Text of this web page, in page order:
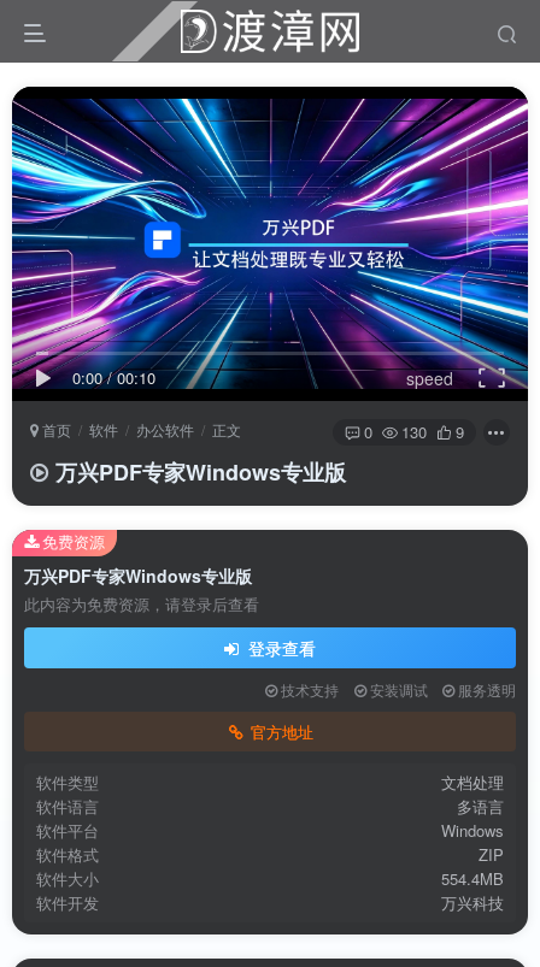
0:00/00:10 speed
首页 软件 办公软件 正文 0 130 9
万兴PDF专家Windows专业版
万兴PDF专家Windows专业版
此内容为免费资源，请登录后查看
登录查看
技术支持 安装调试 服务透明
官方地址
软件类型
文档处理
软件语言
多语言
软件平台
Windows
软件格式
ZIP
软件大小
554.4MB
软件开发
万兴科技
免费资源
扫码登录
使用 其它方式登录或注册